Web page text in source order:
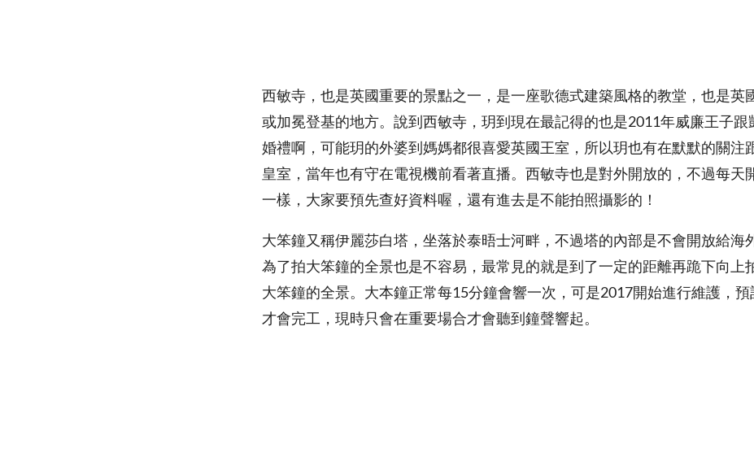
西敏寺，也是英國重要的景點之一，是一座歌德式建築風格的教堂，也是英
或加冕登基的地方。說到西敏寺，玥到現在最記得的也是2011年威廉王子跟
婚禮啊，可能玥的外婆到媽媽都很喜愛英國王室，所以玥也有在默默的關注
皇室，當年也有守在電視機前看著直播。西敏寺也是對外開放的，不過每天
一樣，大家要預先查好資料喔，還有進去是不能拍照攝影的！
大笨鐘又稱伊麗莎白塔，坐落於泰晤士河畔，不過塔的內部是不會開放給海
為了拍大笨鐘的全景也是不容易，最常見的就是到了一定的距離再跪下向上
大笨鐘的全景。大本鐘正常每15分鐘會響一次，可是2017開始進行維護，
才會完工，現時只會在重要場合才會聽到鐘聲響起。